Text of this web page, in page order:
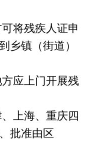
将残疾人证申
乡镇（街道）
应上门开展残
上海、重庆四
批准由区